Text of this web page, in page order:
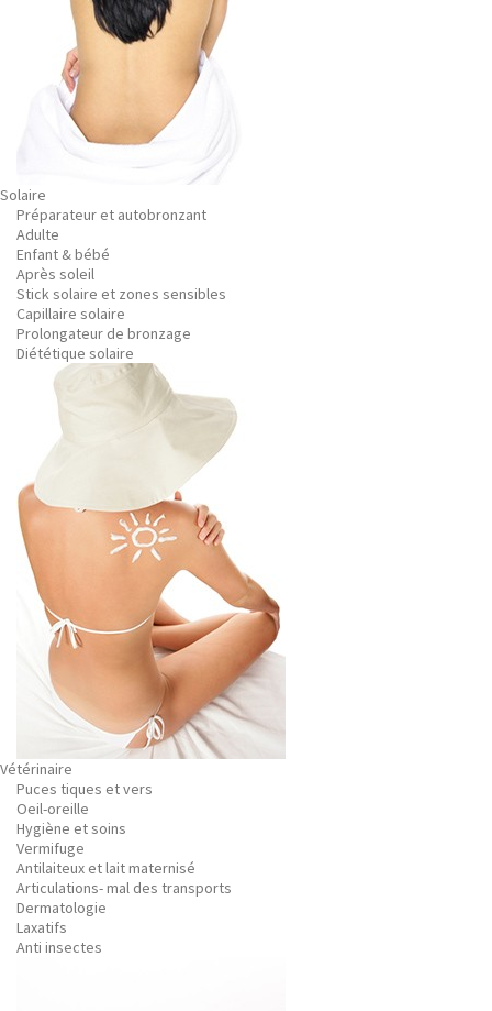
Solaire
Préparateur et autobronzant
Adulte
Enfant & bébé
Après soleil
Stick solaire et zones sensibles
Capillaire solaire
Prolongateur de bronzage
Diététique solaire
Vétérinaire
Puces tiques et vers
Oeil-oreille
Hygiène et soins
Vermifuge
Antilaiteux et lait maternisé
Articulations- mal des transports
Dermatologie
Laxatifs
Anti insectes